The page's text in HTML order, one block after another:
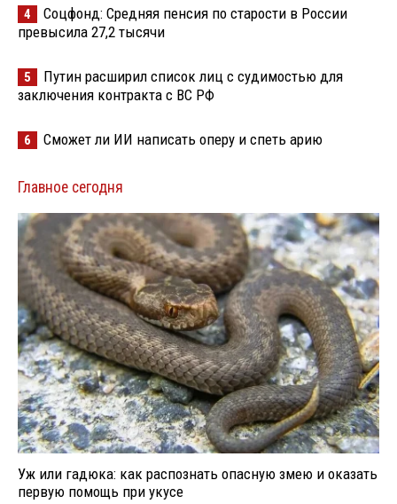
4
Соцфонд: Средняя пенсия по старости в России
превысила 27,2 тысячи
5
Путин расширил список лиц с судимостью для
заключения контракта с ВС РФ
6 Сможет ли ИИ написать оперу и спеть арию
Главное сегодня
Уж или гадюка: как распознать опасную змею и оказать
первую помощь при укусе